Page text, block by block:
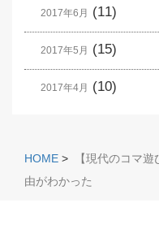
2017年6月 (11)
2017年5月 (15)
2017年4月 (10)
HOME >
【現代のコマ
由がわかった